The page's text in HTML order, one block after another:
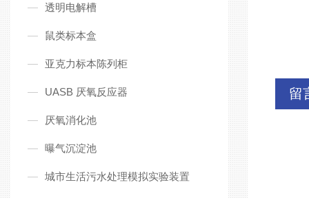
透明电解槽
鼠类标本盒
亚克力标本陈列柜
UASB 厌氧反应器
厌氧消化池
曝气沉淀池
城市生活污水处理模拟实验装置
留